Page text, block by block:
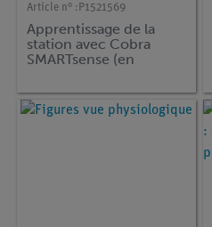
Article n° : P1521569
Apprentissage de la
station avec Cobra
SMARTsense (en